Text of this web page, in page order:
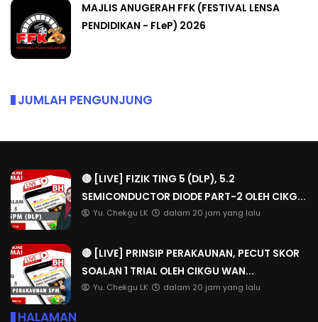
MAJLIS ANUGERAH FFK (FESTIVAL LENSA
PENDIDIKAN - FLeP) 2026
JUMLAH PENGUNJUNG
🔴 [LIVE] FIZIK TING 5 (DLP), 5.2
SEMICONDUCTOR DIODE PART-2 OLEH CIKG...
Yu. Chekgu LK dalam 20 jam yang lalu
🔴 [LIVE] PRINSIP PERAKAUNAN, PECUT SKOR
SOALAN 1 TRIAL OLEH CIKGU WAN...
Yu. Chekgu LK dalam 20 jam yang lalu
HALAMAN